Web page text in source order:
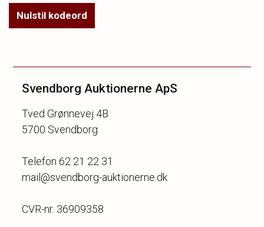
Nulstil kodeord
Svendborg Auktionerne ApS
Tved Grønnevej 4B
5700 Svendborg
Telefon 62 21 22 31
mail@svendborg-auktionerne.dk